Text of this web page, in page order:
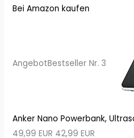
Bei Amazon kaufen
AngebotBestseller Nr. 3
Anker Nano Powerbank,
49,99 EUR 42,99 EUR